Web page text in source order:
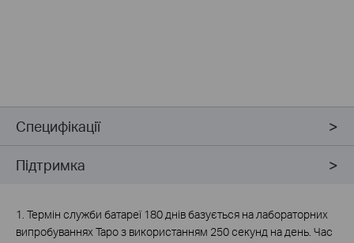
Специфікації
Підтримка
1. Термін служби батареї 180 днів базується на лабораторних
випробуваннях Tapo з використанням 250 секунд на день. Час